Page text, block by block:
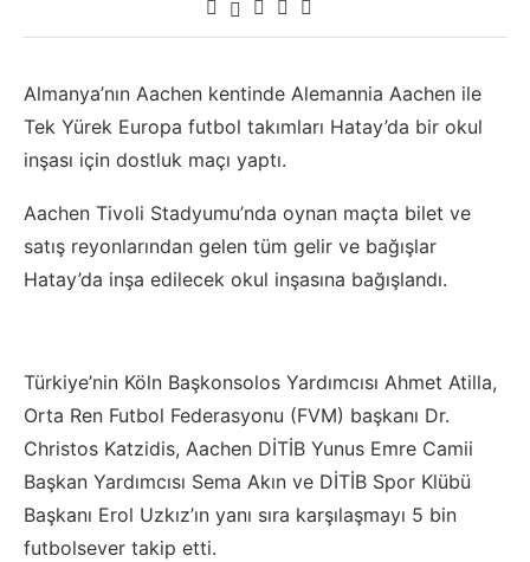
Almanya’nın Aachen kentinde Alemannia Aachen ile
Tek Yürek Europa futbol takımları Hatay’da bir okul
inşası için dostluk maçı yaptı.
Aachen Tivoli Stadyumu’nda oynan maçta bilet ve
satış reyonlarından gelen tüm gelir ve bağışlar
Hatay’da inşa edilecek okul inşasına bağışlandı.
Türkiye’nin Köln Başkonsolos Yardımcısı Ahmet Atilla,
Orta Ren Futbol Federasyonu (FVM) başkanı Dr.
Christos Katzidis, Aachen DİTİB Yunus Emre Camii
Başkan Yardımcısı Sema Akın ve DİTİB Spor Klübü
Başkanı Erol Uzkız’ın yanı sıra karşılaşmayı 5 bin
futbolsever takip etti.